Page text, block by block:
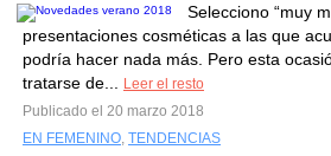
Selecciono “muy
presentaciones cosméticas a las que
podría hacer nada más. Pero esta
tratarse de...
Leer el resto
Publicado el 20 marzo 2018
EN FEMENINO, TENDENCIAS